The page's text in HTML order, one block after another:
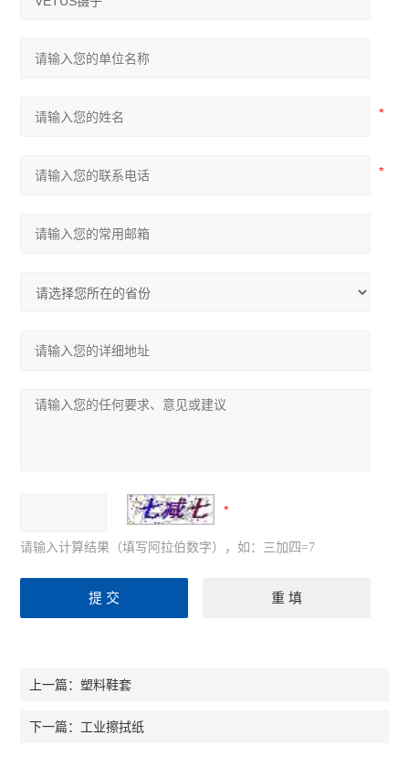
请输入计算结果（填写阿拉伯数字），如：三加四=7
上一篇：塑料鞋套
下一篇： 工业擦拭纸